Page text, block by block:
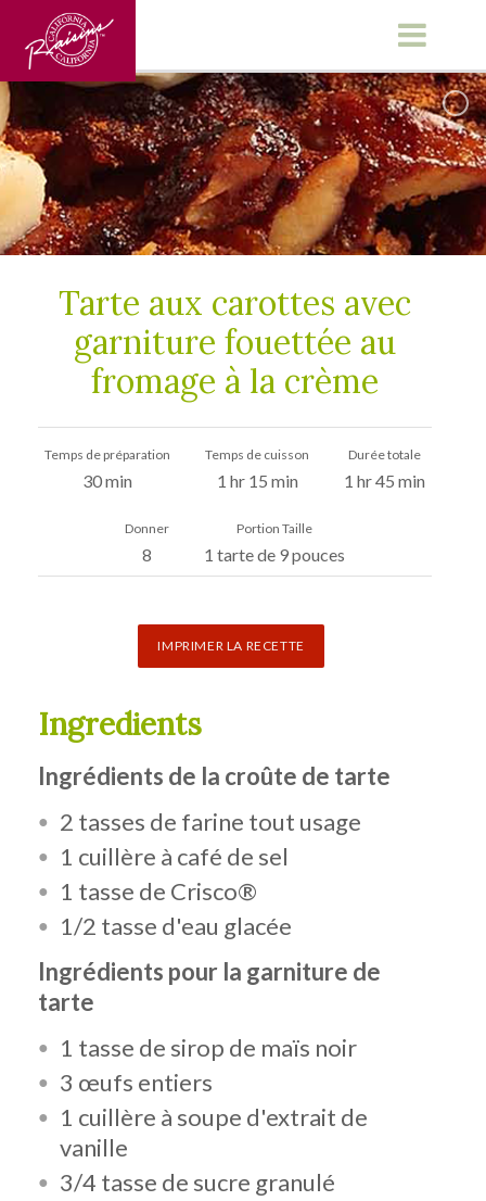
Tarte aux carottes avec
garniture fouettée au
fromage à la crème
Temps de préparation
30 min
Temps de cuisson
1 hr 15 min
Durée totale
1 hr 45 min
Donner
8
Portion Taille
1 tarte de 9 pouces
IMPRIMER LA RECETTE
Ingredients
Ingrédients de la croûte de tarte
2 tasses de farine tout usage
1 cuillère à café de sel
1 tasse de Crisco®
1/2 tasse d'eau glacée
Ingrédients pour la garniture de
tarte
1 tasse de sirop de maïs noir
3 œufs entiers
1 cuillère à soupe d'extrait de
vanille
3/4 tasse de sucre granulé